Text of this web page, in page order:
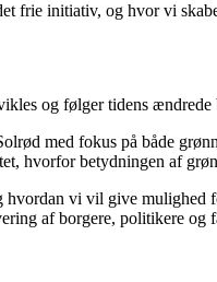
frie initiativ, og hvor vi
og følger tidens
med fokus på både
hvorfor betydningen af
vi vil give mulighed
af borgere, politikere og